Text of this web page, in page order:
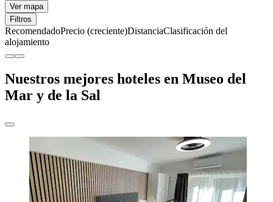
Ver mapa
Filtros
RecomendadoPrecio (creciente)DistanciaClasificación del
alojamiento
Nuestros mejores hoteles en Museo del
Mar y de la Sal